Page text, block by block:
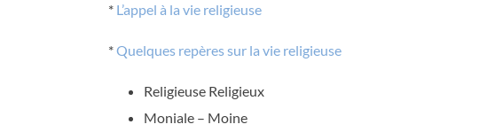
* L’appel à la vie religieuse
*Quelques repères sur la vie religieuse
Religieuse Religieux
Moniale – Moine